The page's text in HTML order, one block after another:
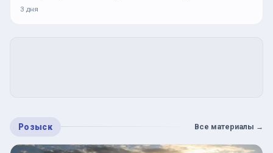
3 дня
Розыск Все материалы →